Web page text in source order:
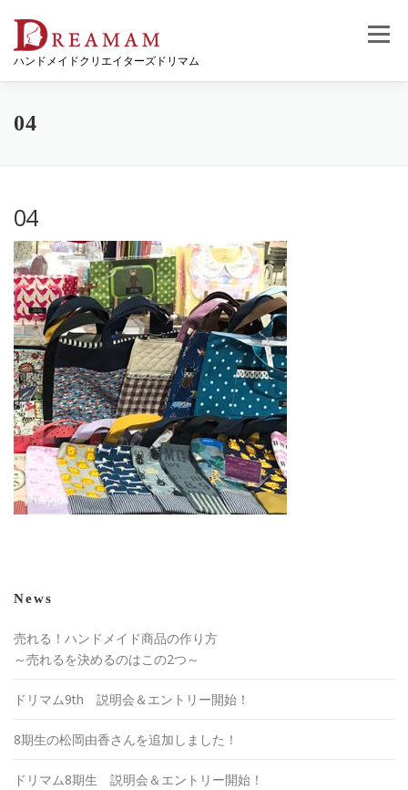
ツ
ハンドメイドクリエイターズドリマム
メニュー
04
04
News
売れる！ハンドメイド商品の作り方
～売れるを決めるのはこの2つ～
ドリマム9th 説明会＆エントリー開始！
8期生の松岡由香さんを追加しました！
ドリマム8期生 説明会＆エントリー開始！